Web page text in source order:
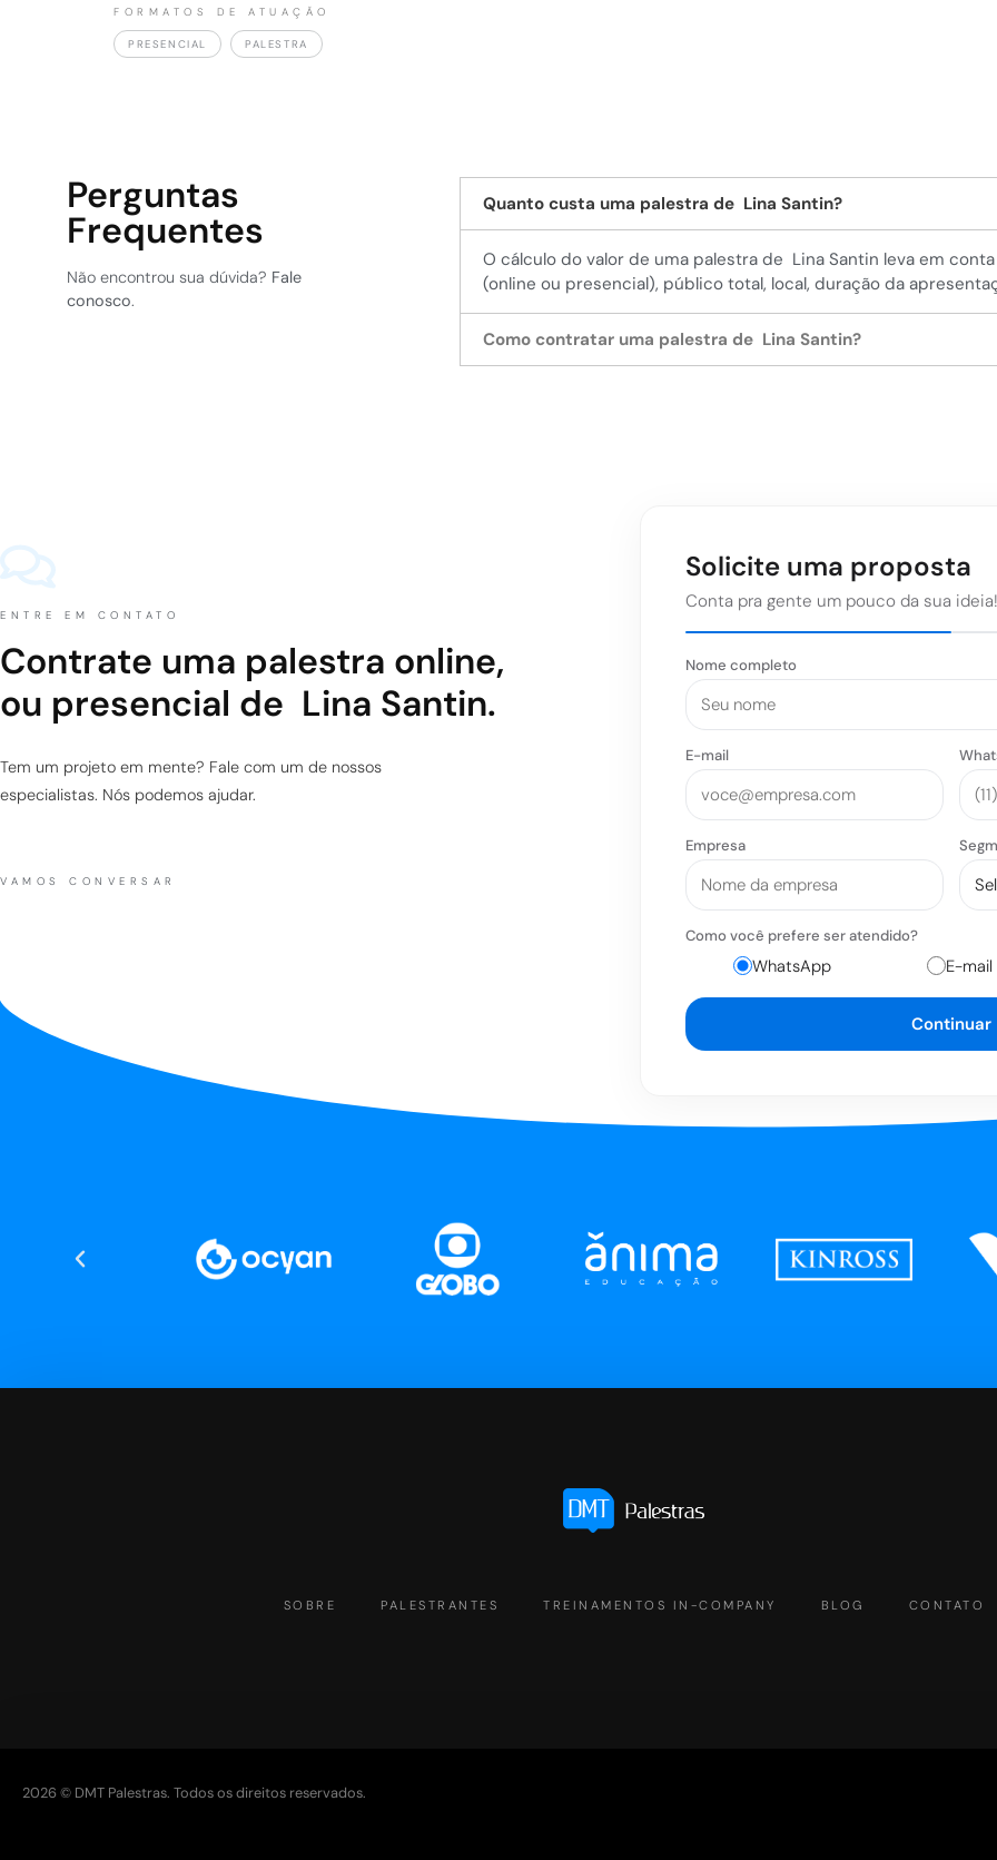
FORMATOS DE ATUAÇÃO
PRESENCIAL PALESTRA
Perguntas
Frequentes
Não encontrou sua dúvida? Fale
conosco.
Quanto custa uma palestra de Lina Santin?
O cálculo do valor de uma palestra de Lina Santin leva em
(online ou presencial), público total, local, duração da
Como contratar uma palestra de Lina Santin?
ENTRE EM CONTATO
Contrate uma palestra online,
ou presencial de Lina Santin.
Tem um projeto em mente? Fale com um de nossos
especialistas. Nós podemos ajudar.
VAMOS CONVERSAR
Solicite uma proposta
Conta pra gente um pouco da sua ideia!
Nome completo
E-mail
Empresa
Como você prefere ser atendido?
WhatsApp E-mail
Continuar
SOBRE PALESTRANTES TREINAMENTOS IN-COMPANY BLOG CONTATO
2026 © DMT Palestras. Todos os direitos reservados.